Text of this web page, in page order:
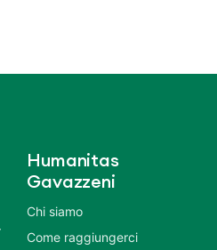
Humanitas
Gavazzeni
Chi siamo
Come raggiungerci